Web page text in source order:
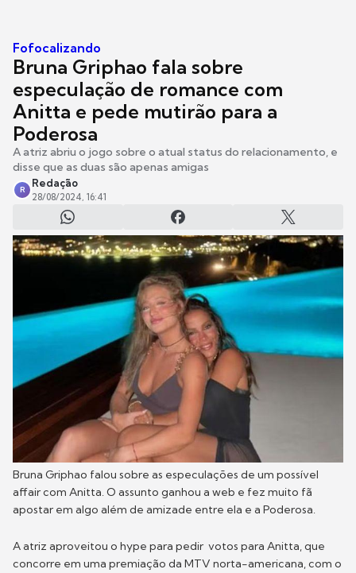
Fofocalizando
Bruna Griphao fala sobre
especulação de romance com
Anitta e pede mutirão para a
Poderosa
A atriz abriu o jogo sobre o atual status do relacionamento, e
disse que as duas são apenas amigas
R
Redação
28/08/2024, 16:41
Bruna Griphao falou sobre as especulações de um possível
affair com Anitta. O assunto ganhou a web e fez muito fã
apostar em algo além de amizade entre ela e a Poderosa.
A atriz aproveitou o hype para pedir votos para Anitta, que
concorre em uma premiação da MTV norta-americana, com o